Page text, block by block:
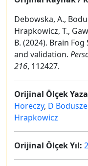
Debowska, A.,
Hrapkowicz, T.,
B. (2024). Brain
and validation.
216, 112427.
Orijinal Ölçek
Horeczy, D
Hrapkowicz
Orijinal Ölçek Yıl: